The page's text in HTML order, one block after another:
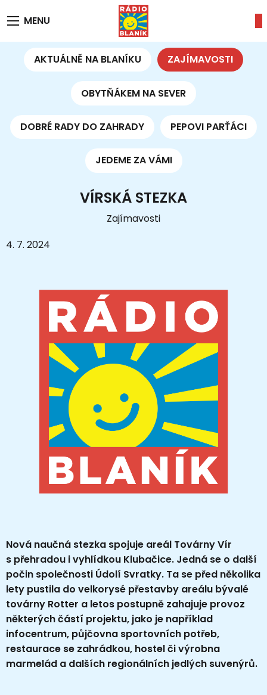
MENU
AKTUÁLNĚ NA BLANÍKU ZAJÍMAVOSTI
OBYTŇÁKEM NA SEVER
DOBRÉ RADY DO ZAHRADY PEPOVI PARŤÁCI
JEDEME ZA VÁMI
VÍRSKÁ STEZKA
Zajímavosti
4. 7. 2024
Nová naučná stezka spojuje areál Továrny Vír
s přehradou i vyhlídkou Klubačice. Jedná se o další
počin společnosti Údolí Svratky. Ta se před několika
lety pustila do velkorysé přestavby areálu bývalé
továrny Rotter a letos postupně zahajuje provoz
některých částí projektu, jako je například
infocentrum, půjčovna sportovních potřeb,
restaurace se zahrádkou, hostel či výrobna
marmelád a dalších regionálních jedlých suvenýrů.